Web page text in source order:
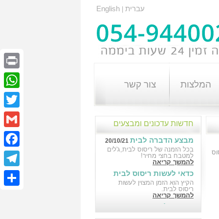
עברית English
המלצות צור קשר
חדשות עדכונים ומבצעים
מבצע הדברה לבית
בכל הזמנה של ריסוס לבית,ג'לים
למטבח בחצי מחיר!
להמשך קריאה
כדאי לעשות ריסוס לבית
18/10/21
הקיץ הוא הזמן המצוין לעשות
ריסוס לבית.
להמשך קריאה
הדברה לבניין במבצע
Print
Twitter
Gmail